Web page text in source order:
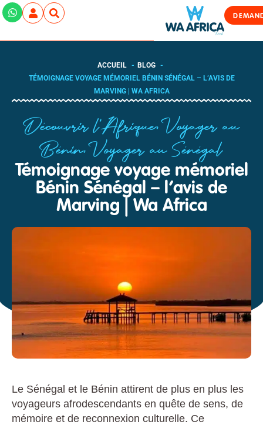
ACCUEIL
BLOG
TÉMOIGNAGE VOYAGE MÉMORIEL BÉNIN SÉNÉGAL – L’AVIS DE
MARVING | WA AFRICA
Découvrir l'Afrique,Voyager au
Bénin,Voyager au Sénégal
Témoignage voyage mémoriel
Bénin Sénégal – l’avis de
Marving | Wa Africa
Le Sénégal et le Bénin attirent de plus en plus les
voyageurs afrodescendants en quête de sens, de
mémoire et de reconnexion culturelle. Ce